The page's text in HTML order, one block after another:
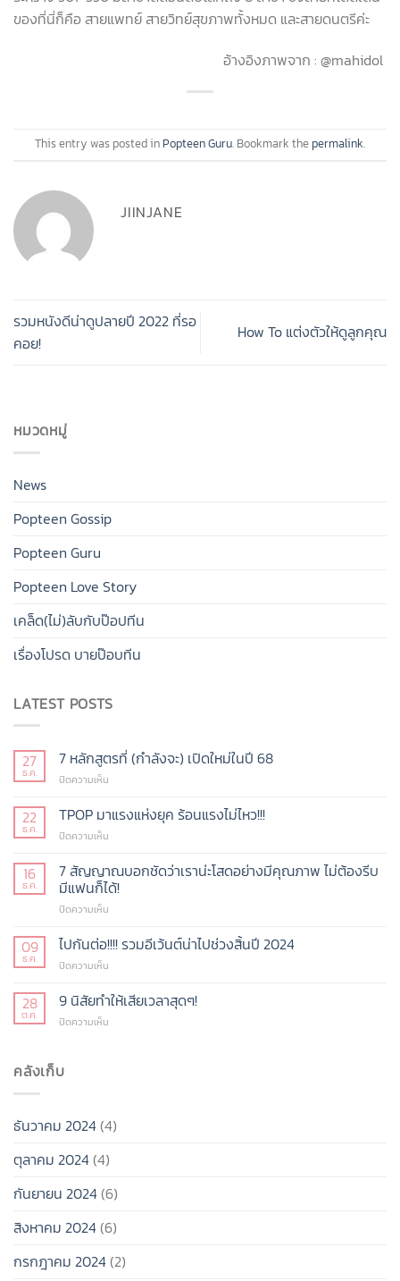
ของที่นี่ก็คือ สายแพทย์ สายวิทย์สุขภาพทั้งหมด และสายดนตรีค่ะ
อ้างอิงภาพจาก : @mahidol
This entry was posted in Popteen Guru. Bookmark the permalink.
JIINJANE
รวมหนังดีน่าดูปลายปี 2022 ที่รอ
คอย!
How To แต่งตัวให้ดูลูกคุณ
หมวดหมู่
News
Popteen Gossip
Popteen Guru
Popteen Love Story
เคล็ด(ไม่)ลับกับป๊อปทีน
เรื่องโปรด บายป๊อบทีน
LATEST POSTS
27
ธ.ค.
7 หลักสูตรที่ (กำลังจะ) เปิดใหม่ในปี 68
ปิดความเห็น
หลักสูตร
ที่
เปิด
ใหม่
22
ธ.ค.
TPOP มาแรงแห่งยุค ร้อนแรงไม่ไหว!!!
ปิดความเห็น
มา
แรง
แห่ง
แรง
16
ธ.ค.
7 สัญญาณบอกชัดว่าเราน่ะโสดอย่างมีคุณภาพ ไม่ต้องรีบ
มีแฟนก็ได้!
ปิดความเห็น
สัญญาณ
บอก
เรา
รีบ
มี
ก็ได้!
09
ธ.ค.
ไปกันต่อ!!!! รวมอีเว้นต์น่าไปช่วงสิ้นปี 2024
ปิดความเห็น
กัน
ต่อ!!!!
สิ้น
2024
28
ต.ค.
9 นิสัยทำให้เสียเวลาสุดๆ!
ปิดความเห็น
คลังเก็บ
ธันวาคม 2024(4)
ตุลาคม 2024(4)
กันยายน 2024(6)
สิงหาคม 2024(6)
กรกฎาคม 2024(2)